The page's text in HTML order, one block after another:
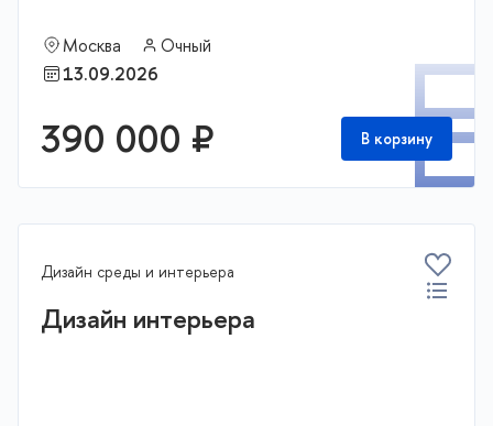
Москва
Очный
13.09.2026
390 000 ₽ В корзину
Дизайн среды и интерьера
Дизайн интерьера